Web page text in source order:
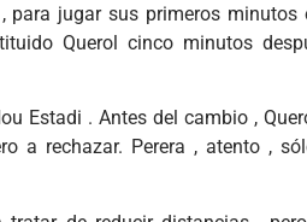
para jugar sus primeros minutos
Querol cinco minutos
Estadi . Antes del cambio ,
a rechazar. Perera , atento ,